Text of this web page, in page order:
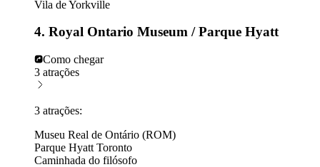
Vila de Yorkville
4. Royal Ontario Museum / Parque Hyatt
Como chegar
3 atrações
3 atrações:
Museu Real de Ontário (ROM)
Parque Hyatt Toronto
Caminhada do filósofo